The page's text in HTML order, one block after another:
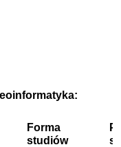
Forma
studiów